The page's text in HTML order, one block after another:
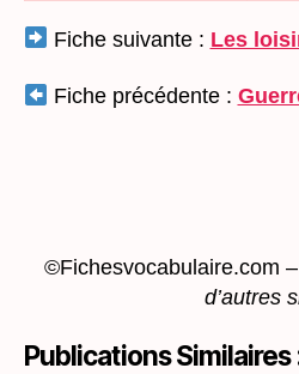
Fiche suivante : Les
Fiche précédente :
©Fichesvocabulaire.com –
d’autres
Publications Similaires